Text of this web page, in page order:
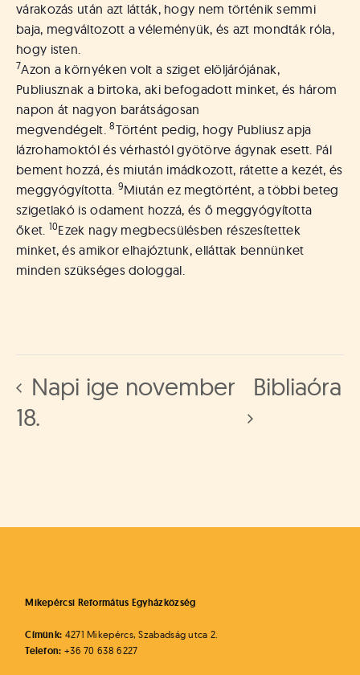
várakozás után azt látták, hogy nem történik semmi
baja, megváltozott a véleményük, és azt mondták róla,
hogy isten.
7Azon a környéken volt a sziget elöljárójának,
Publiusznak a birtoka, aki befogadott minket, és három
napon át nagyon barátságosan
megvendégelt.8Történt pedig, hogy Publiusz apja
lázrohamoktól és vérhastól gyötörve ágynak esett. Pál
bement hozzá, és miután imádkozott, rátette a kezét, és
meggyógyította. 9Miután ez megtörtént, a többi beteg
szigetlakó is odament hozzá, és ő meggyógyította
őket. 10Ezek nagy megbecsülésben részesítettek
minket, és amikor elhajóztunk, elláttak bennünket
minden szükséges dologgal.
Napi ige november
18.
Bibliaóra
Mikepércsi Református Egyházközség
Címünk: 4271 Mikepércs, Szabadság utca 2.
Telefon: +36 70 638 6227